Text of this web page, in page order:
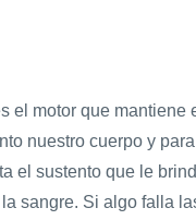
el motor que mantiene
nuestro cuerpo y
el sustento que le
sangre. Si algo falla